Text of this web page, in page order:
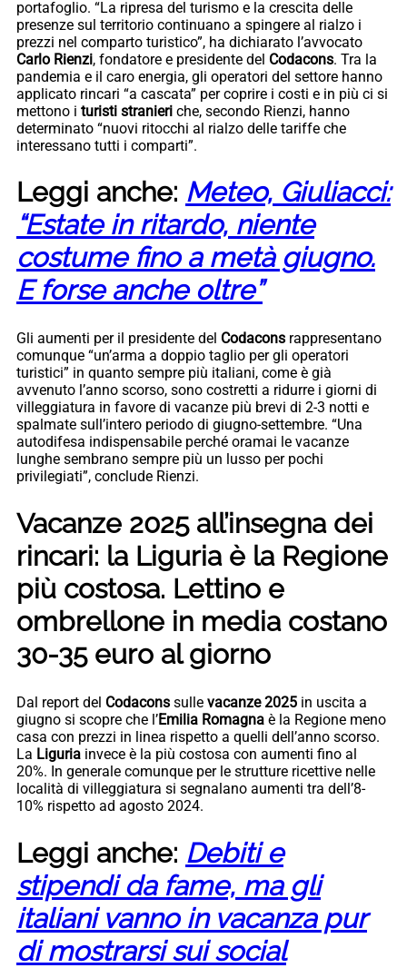
portafoglio. “La ripresa del turismo e la crescita delle
presenze sul territorio continuano a spingere al rialzo i
prezzi nel comparto turistico”, ha dichiarato l’avvocato
Carlo Rienzi, fondatore e presidente del Codacons. Tra la
pandemia e il caro energia, gli operatori del settore hanno
applicato rincari “a cascata” per coprire i costi e in più ci si
mettono i turisti stranieri che, secondo Rienzi, hanno
determinato “nuovi ritocchi al rialzo delle tariffe che
interessano tutti i comparti”.
Leggi anche: Meteo, Giuliacci:
“Estate in ritardo, niente
costume fino a metà giugno.
E forse anche oltre”
Gli aumenti per il presidente del Codacons rappresentano
comunque “un’arma a doppio taglio per gli operatori
turistici” in quanto sempre più italiani, come è già
avvenuto l’anno scorso, sono costretti a ridurre i giorni di
villeggiatura in favore di vacanze più brevi di 2-3 notti e
spalmate sull’intero periodo di giugno-settembre. “Una
autodifesa indispensabile perché oramai le vacanze
lunghe sembrano sempre più un lusso per pochi
privilegiati”, conclude Rienzi.
Vacanze 2025 all’insegna dei
rincari: la Liguria è la Regione
più costosa. Lettino e
ombrellone in media costano
30-35 euro al giorno
Dal report del Codacons sulle vacanze 2025 in uscita a
giugno si scopre che l’Emilia Romagna è la Regione meno
casa con prezzi in linea rispetto a quelli dell’anno scorso.
La Liguria invece è la più costosa con aumenti fino al
20%. In generale comunque per le strutture ricettive nelle
località di villeggiatura si segnalano aumenti tra dell’8-
10% rispetto ad agosto 2024.
Leggi anche: Debiti e
stipendi da fame, ma gli
italiani vanno in vacanza pur
di mostrarsi sui social